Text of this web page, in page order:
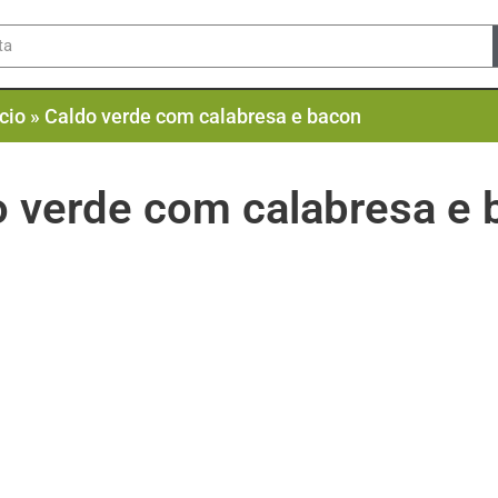
» Caldo verde com calabresa e bacon
verde com calabresa e